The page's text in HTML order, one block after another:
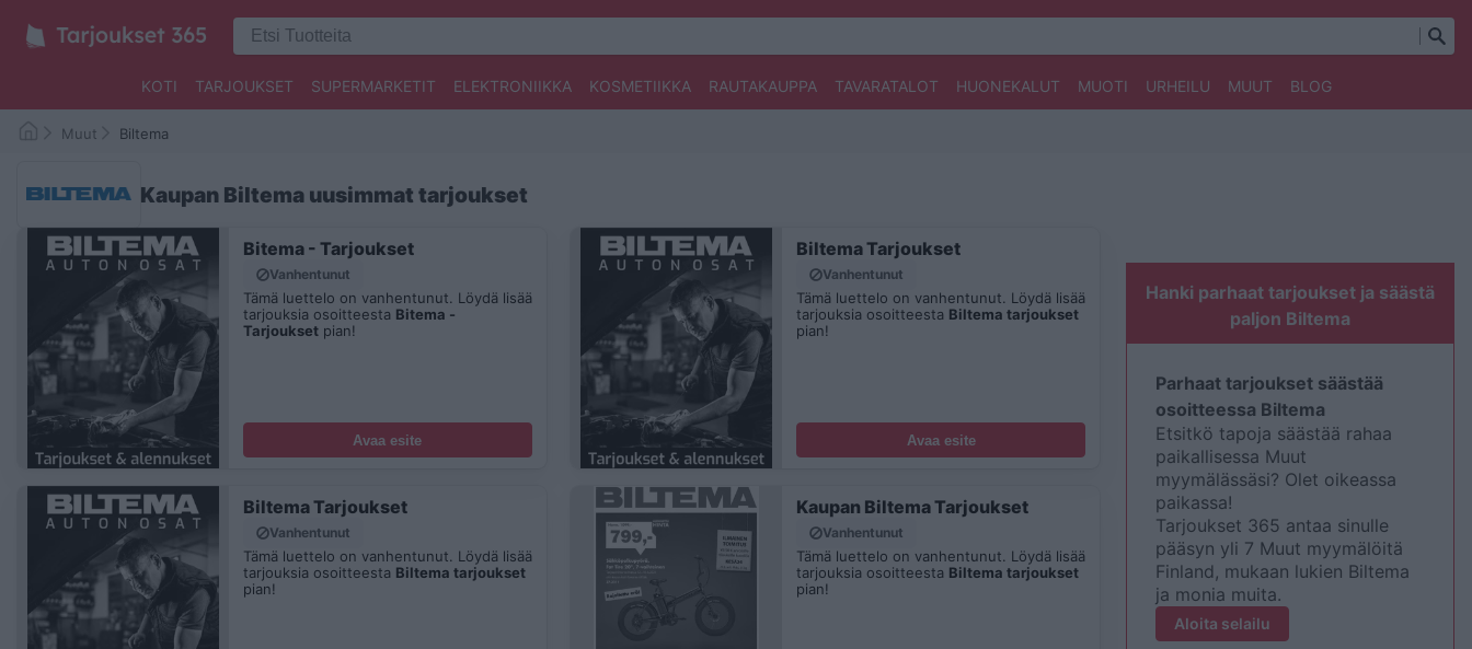
KOTI TARJOUKSET SUPERMARKETIT ELEKTRONIIKKA KOSMETIIKKA RAUTAKAUPPA TAVARATALOT HUONEKALUT MUOTI URHEILU MUUT BLOG
Muut Biltema
Kaupan Biltema uusimmat tarjoukset
Bitema - Tarjoukset
Vanhentunut
Tämä luettelo on vanhentunut. Löydä lisää
tarjouksia osoitteesta Bitema -
Tarjouksetpian!
Avaa esite
Biltema Tarjoukset
Vanhentunut
Tämä luettelo on vanhentunut. Löydä lisää
tarjouksia osoitteesta Biltema tarjoukset
pian!
Avaa esite
Biltema Tarjoukset
Vanhentunut
Tämä luettelo on vanhentunut. Löydä lisää
tarjouksia osoitteesta Biltema tarjoukset
pian!
Kaupan Biltema Tarjoukset
Vanhentunut
Tämä luettelo on vanhentunut. Löydä lisää
tarjouksia osoitteesta Biltema tarjoukset
pian!
Hanki parhaat tarjoukset ja säästä
paljon Biltema
Parhaat tarjoukset säästää
osoitteessa Biltema
Etsitkö tapoja säästää rahaa
paikallisessa Muut
myymälässäsi? Olet oikeassa
paikassa!
Tarjoukset 365 antaa sinulle
pääsyn yli 7 Muut myymälöitä
Finland, mukaan lukien Biltema
ja monia muita.
Aloita selailu